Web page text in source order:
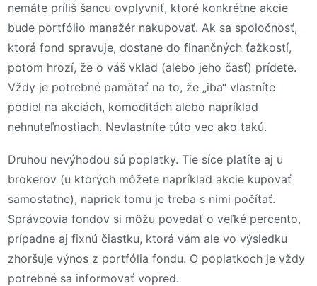
nemáte príliš šancu ovplyvniť, ktoré konkrétne akcie
bude portfólio manažér nakupovať. Ak sa spoločnosť,
ktorá fond spravuje, dostane do finančných ťažkostí,
potom hrozí, že o váš vklad (alebo jeho časť) prídete.
Vždy je potrebné pamätať na to, že „iba“ vlastníte
podiel na akciách, komoditách alebo napríklad
nehnuteľnostiach. Nevlastníte túto vec ako takú.
Druhou nevýhodou sú poplatky. Tie síce platíte aj u
brokerov (u ktorých môžete napríklad akcie kupovať
samostatne), napriek tomu je treba s nimi počítať.
Správcovia fondov si môžu povedať o veľké percento,
prípadne aj fixnú čiastku, ktorá vám ale vo výsledku
zhoršuje výnos z portfólia fondu. O poplatkoch je vždy
potrebné sa informovať vopred.